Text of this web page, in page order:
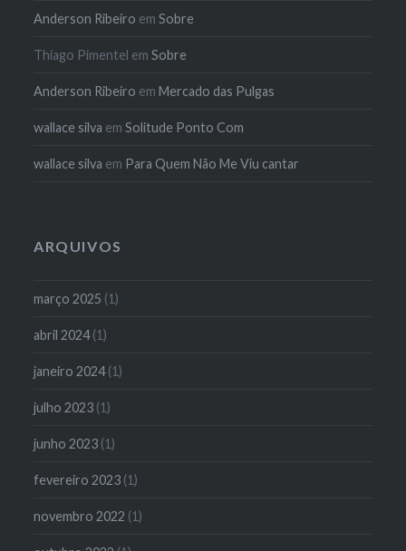
Anderson Ribeiro emSobre
Thiago Pimentel emSobre
Anderson Ribeiro emMercado das Pulgas
wallace silva emSolitude Ponto Com
wallace silva em Para Quem Não Me Viu cantar
ARQUIVOS
março 2025 (1)
abril 2024(1)
janeiro 2024(1)
julho 2023 (1)
junho 2023 (1)
fevereiro 2023 (1)
novembro 2022 (1)